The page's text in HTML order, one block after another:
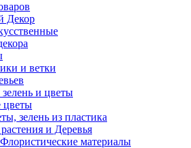
Декор
и ветки
и цветы
зелень из пластика
и Деревья
материалы